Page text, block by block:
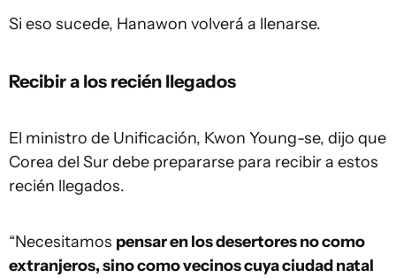
Si eso sucede, Hanawon volverá a llenarse.
Recibir a los recién llegados
El ministro de Unificación, Kwon Young-se, dijo que
Corea del Sur debe prepararse para recibir a estos
recién llegados.
“Necesitamos pensar en los desertores no como
extranjeros, sino como vecinos cuya ciudad natal